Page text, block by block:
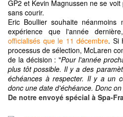
GP2 et Kevin Magnussen ne se
sans courir.
Eric Boullier souhaite
expérience que l'année
officialisés que le 11 décembre. Si
processus de sélection, McLaren
de la décision : "Pour l'année
plus tôt possible. Il y a des
échéances à respecter. Il y a un
donc une date d'échéance. Donc
De notre envoyé spécial à Spa-